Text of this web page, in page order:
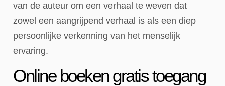
van de auteur om een verhaal te weven dat
zowel een aangrijpend verhaal is als een diep
persoonlijke verkenning van het menselijk
ervaring.
Online boeken gratis toegang